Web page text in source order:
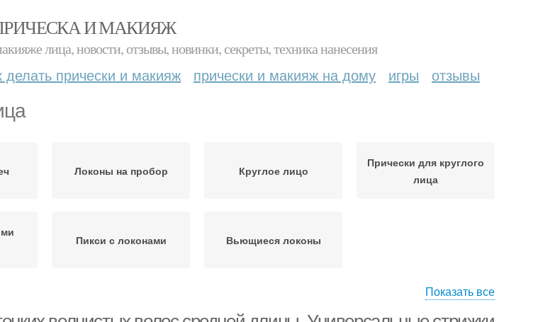
И МАКИЯЖ
лица, новости, отзывы, новинки, секреты, техника нанесения
делать прически и макияж прически и макияж на дому игры отзывы
Локоны на пробор Круглое лицо
Прически для круглого
лица
Пикси с локонами Вьющиеся локоны
Показать все